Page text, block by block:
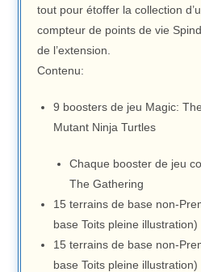
tout pour étoffer la collection
compteur de points de vie
de l’extension.
Contenu:
9 boosters de jeu Magic:
Mutant Ninja Turtles
Chaque booster de jeu
The Gathering
15 terrains de base non-
base Toits pleine illustration)
15 terrains de base non-
base Toits pleine illustration)